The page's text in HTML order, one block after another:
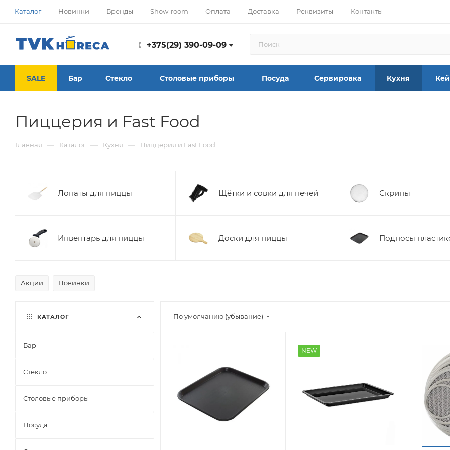
Каталог Новинки Бренды Show-room Оплата Доставка Реквизиты Контакты
+375(29) 390-09-09
SALE Бар Стекло Столовые приборы Посуда Сервировка Кухня
Пиццерия и Fast Food
Главная — Каталог — Кухня — Пиццерия и Fast Food
Лопаты для пиццы Щётки и совки для печей Скрины
Инвентарь для пиццы Доски для пиццы Подносы
Акции Новинки
По умолчанию (убывание)
NEW
КАТАЛОГ
Бар
Стекло
Столовые приборы
Посуда